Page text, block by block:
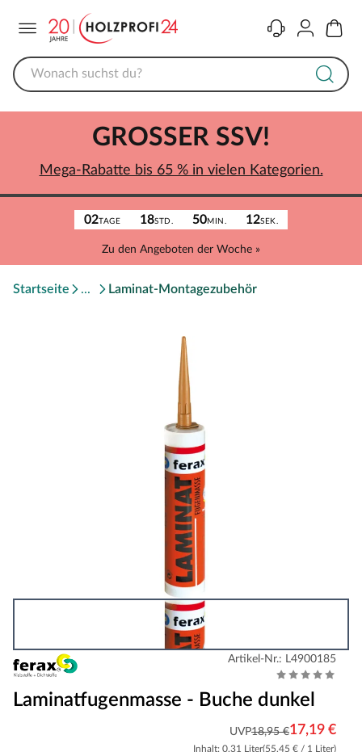
KontaktKonto
02TAGE 18STD. 50MIN. 12SEK.
Zu den Angeboten der Woche »
GROSSER SSV!
Mega-Rabatte bis 65 % in vielen Kategorien.
Startseite Laminat-Montagezubehör
Artikel-Nr.: L4900185
Laminatfugenmasse - Buche dunkel
UVP18,95 €17,19 €
Inhalt: 0.31 Liter(55,45 € / 1 Liter)